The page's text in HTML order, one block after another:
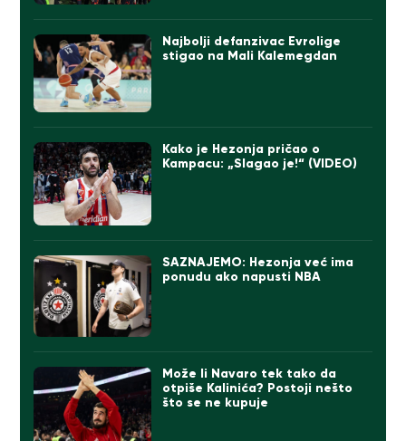
Najbolji defanzivac Evrolige
stigao na Mali Kalemegdan
Kako je Hezonja pričao o
Kampacu: „Slagao je!“ (VIDEO)
SAZNAJEMO: Hezonja već ima
ponudu ako napusti NBA
Može li Navaro tek tako da
otpiše Kalinića? Postoji nešto
što se ne kupuje